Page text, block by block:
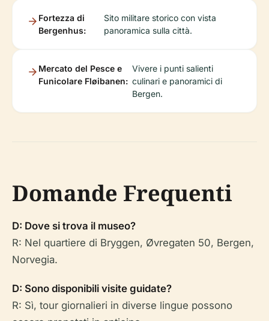
Fortezza di
Bergenhus:
Sito militare storico con vista
panoramica sulla città.
Mercato del Pesce e
Funicolare Fløibanen:
Vivere i punti salienti
culinari e panoramici di
Bergen.
Domande Frequenti
D: Dove si trova il museo?
R: Nel quartiere di Bryggen, Øvregaten 50, Bergen,
Norvegia.
D: Sono disponibili visite guidate?
R: Sì, tour giornalieri in diverse lingue possono